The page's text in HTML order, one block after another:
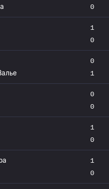
0
1
0
0
1
0
0
1
0
1
0